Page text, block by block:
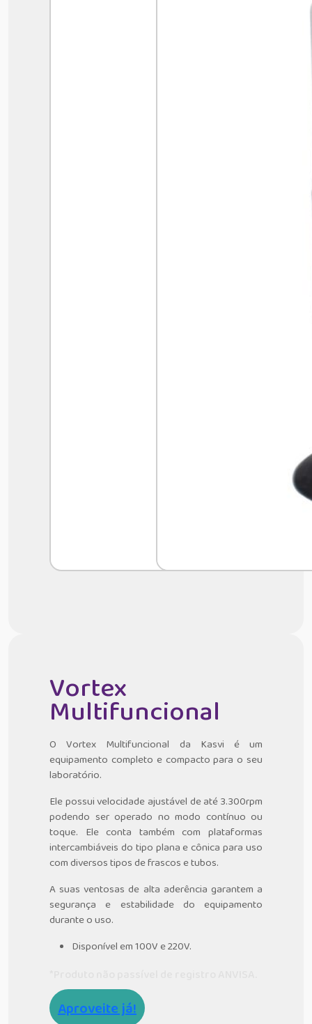
Vortex
Multifuncional
O Vortex Multifuncional da Kasvi é um
equipamento completo e compacto para o seu
laboratório.
Ele possui velocidade ajustável de até 3.300rpm
podendo ser operado no modo contínuo ou
toque. Ele conta também com plataformas
intercambiáveis do tipo plana e cônica para uso
com diversos tipos de frascos e tubos.
A suas ventosas de alta aderência garantem a
segurança e estabilidade do equipamento
durante o uso.
Disponível em 100V e 220V.
Aproveite já!